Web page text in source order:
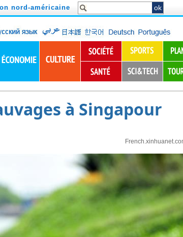
nord-américaine
à Singapour